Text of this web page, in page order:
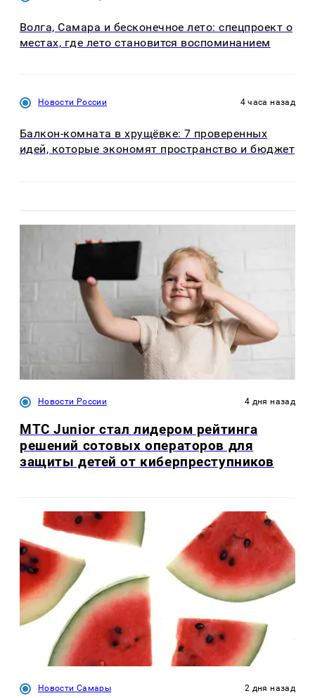
Волга, Самара и бесконечное лето: спецпроект о
местах, где лето становится воспоминанием
Новости России 4 часа назад
Балкон-комната в хрущёвке: 7 проверенных
идей, которые экономят пространство и бюджет
Новости России 4 дня назад
МТС Junior стал лидером рейтинга
решений сотовых операторов для
защиты детей от киберпреступников
Новости Самары 2 дня назад